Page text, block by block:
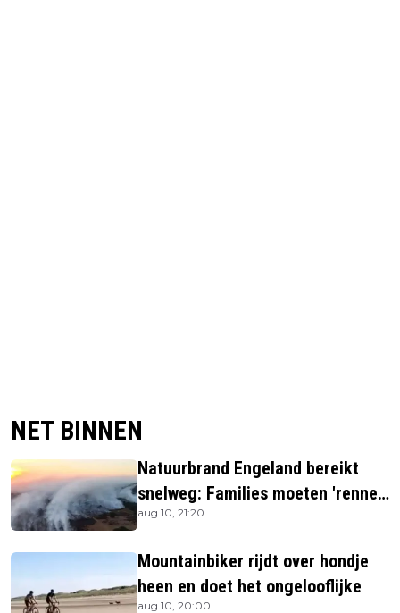
NET BINNEN
Natuurbrand Engeland bereikt
snelweg: Families moeten 'rennen
voor hun leven'
aug 10, 21:20
Mountainbiker rijdt over hondje
heen en doet het ongelooflijke
aug 10, 20:00